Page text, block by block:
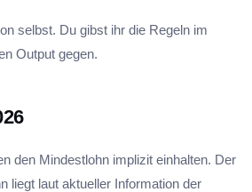
selbst. Du gibst ihr die Regeln im
Output gegen.
den Mindestlohn implizit einhalten. Der
liegt laut aktueller Information der